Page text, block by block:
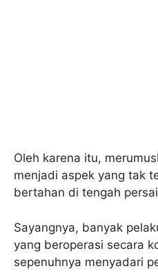
Oleh karena itu,
menjadi aspek yang tak
bertahan di tengah
Sayangnya, banyak
yang beroperasi secara
sepenuhnya menyadari